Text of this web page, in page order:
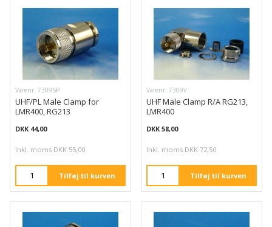
Varenr. 7309SP
UHF/PL Male Clamp for
LMR400, RG213
DKK 44,00
Inkl. moms DKK 55,00
Tilføj til kurven
Varenr. 7309V
UHF Male Clamp R/A RG213,
LMR400
DKK 58,00
Inkl. moms DKK 72,50
Tilføj til kurven